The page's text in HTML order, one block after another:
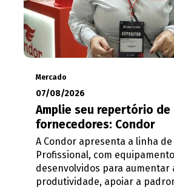
Mercado
07/08/2026
Amplie seu repertório de
fornecedores: Condor
A Condor apresenta a linha
Profissional, com
desenvolvidos para aumentar
produtividade, apoiar a